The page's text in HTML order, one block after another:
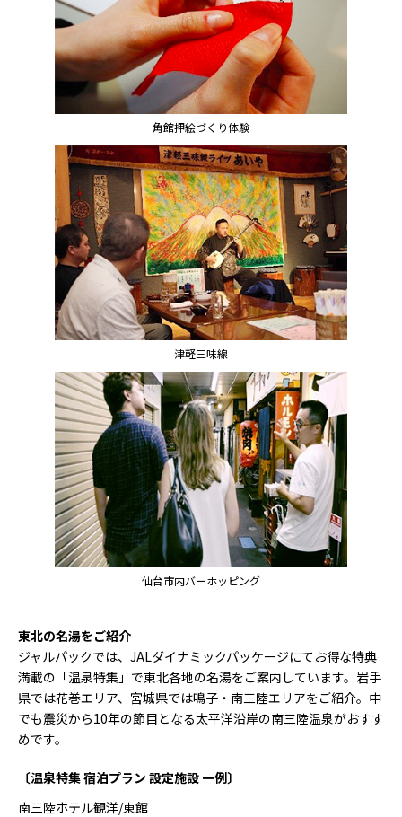
角館押絵づくり体験
津軽三味線
仙台市内バーホッピング
東北の名湯をご紹介
ジャルパックでは、JALダイナミックパッケージにてお得な特典
満載の「温泉特集」で東北各地の名湯をご案内しています。岩手
県では花巻エリア、宮城県では鳴子・南三陸エリアをご紹介。中
でも震災から10年の節目となる太平洋沿岸の南三陸温泉がおすす
めです。
〔温泉特集 宿泊プラン 設定施設 一例〕
南三陸ホテル観洋/東館